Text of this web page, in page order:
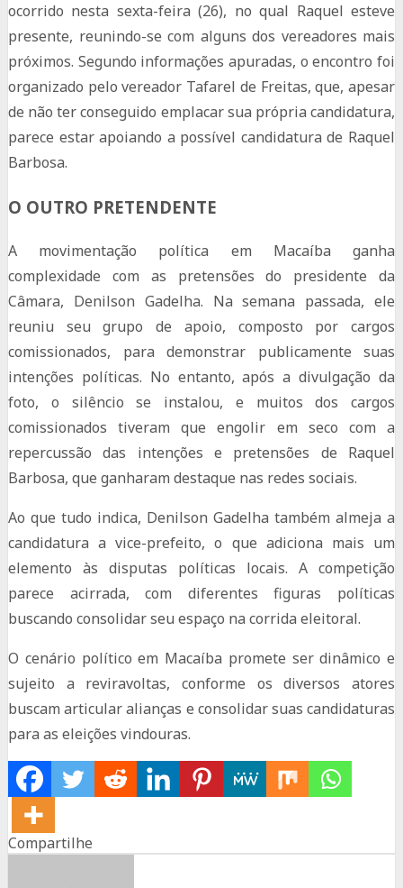
ocorrido nesta sexta-feira (26), no qual Raquel esteve
presente, reunindo-se com alguns dos vereadores mais
próximos. Segundo informações apuradas, o encontro foi
organizado pelo vereador Tafarel de Freitas, que, apesar
de não ter conseguido emplacar sua própria candidatura,
parece estar apoiando a possível candidatura de Raquel
Barbosa.
O OUTRO PRETENDENTE
A movimentação política em Macaíba ganha
complexidade com as pretensões do presidente da
Câmara, Denilson Gadelha. Na semana passada, ele
reuniu seu grupo de apoio, composto por cargos
comissionados, para demonstrar publicamente suas
intenções políticas. No entanto, após a divulgação da
foto, o silêncio se instalou, e muitos dos cargos
comissionados tiveram que engolir em seco com a
repercussão das intenções e pretensões de Raquel
Barbosa, que ganharam destaque nas redes sociais.
Ao que tudo indica, Denilson Gadelha também almeja a
candidatura a vice-prefeito, o que adiciona mais um
elemento às disputas políticas locais. A competição
parece acirrada, com diferentes figuras políticas
buscando consolidar seu espaço na corrida eleitoral.
O cenário político em Macaíba promete ser dinâmico e
sujeito a reviravoltas, conforme os diversos atores
buscam articular alianças e consolidar suas candidaturas
para as eleições vindouras.
Compartilhe